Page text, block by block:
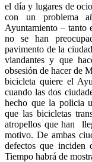
el día y lugares de
con un problema
Ayuntamiento – tanto
no se han
pavimento de la
viandantes y que
obsesión de hacer de
bicicleta quiere el
cuando las dos
hecho que la policia
que las bicicletas
atropellos que han
motivo. De ambas
defectos que inciden
Tiempo habrá de